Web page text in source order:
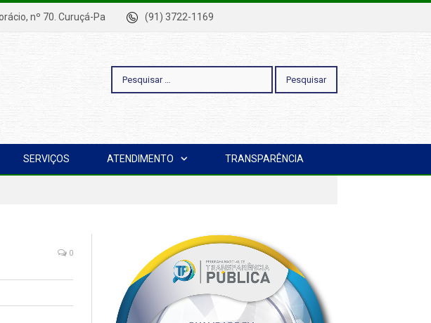
nº 70. Curuçá-Pa (91) 3722-1169
Pesquisar
por:
SERVIÇOS ATENDIMENTO TRANSPARÊNCIA
0